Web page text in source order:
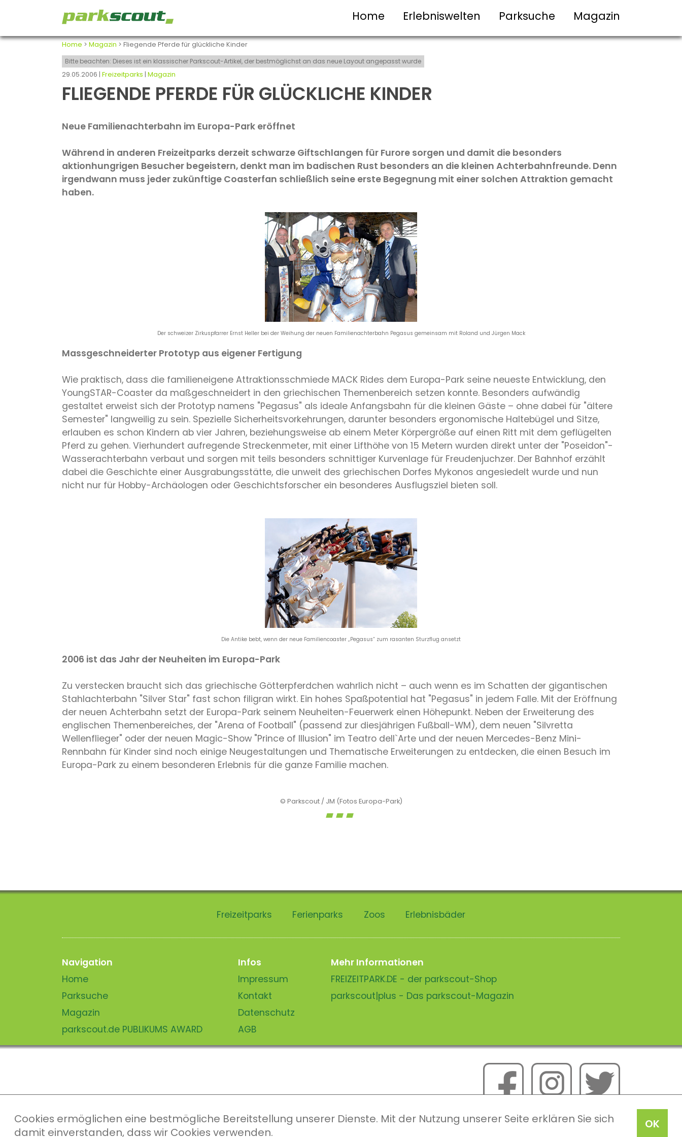
OK
Cookies ermöglichen eine bestmögliche Bereitstellung unserer Dienste. Mit der Nutzung unserer Seite erklären Sie sich
damit einverstanden, dass wir Cookies verwenden.
Home Erlebniswelten Parksuche Magazin
Home > Magazin > Fliegende Pferde für glückliche Kinder
Bitte beachten: Dieses ist ein klassischer Parkscout-Artikel, der bestmöglichst an das neue Layout angepasst wurde
29.05.2006 | Freizeitparks Magazin
FLIEGENDE PFERDE FÜR GLÜCKLICHE KINDER
Neue Familienachterbahn im Europa-Park eröffnet
Während in anderen Freizeitparks derzeit schwarze Giftschlangen für Furore sorgen und damit die besonders
aktionhungrigen Besucher begeistern, denkt man im badischen Rust besonders an die kleinen Achterbahnfreunde. Denn
irgendwann muss jeder zukünftige Coasterfan schließlich seine erste Begegnung mit einer solchen Attraktion gemacht
haben.
Der schweizer Zirkuspfarrer Ernst Heller bei der Weihung der neuen Familienachterbahn Pegasus gemeinsam mit Roland und Jürgen Mack
Massgeschneiderter Prototyp aus eigener Fertigung
Wie praktisch, dass die familieneigene Attraktionsschmiede MACK Rides dem Europa-Park seine neueste Entwicklung, den
YoungSTAR-Coaster da maßgeschneidert in den griechischen Themenbereich setzen konnte. Besonders aufwändig
gestaltet erweist sich der Prototyp namens "Pegasus" als ideale Anfangsbahn für die kleinen Gäste – ohne dabei für "ältere
Semester" langweilig zu sein. Spezielle Sicherheitsvorkehrungen, darunter besonders ergonomische Haltebügel und Sitze,
erlauben es schon Kindern ab vier Jahren, beziehungsweise ab einem Meter Körpergröße auf einen Ritt mit dem geflügelten
Pferd zu gehen. Vierhundert aufregende Streckenmeter, mit einer Lifthöhe von 15 Metern wurden direkt unter der "Poseidon"-
Wasserachterbahn verbaut und sorgen mit teils besonders schnittiger Kurvenlage für Freudenjuchzer. Der Bahnhof erzählt
dabei die Geschichte einer Ausgrabungsstätte, die unweit des griechischen Dorfes Mykonos angesiedelt wurde und nun
nicht nur für Hobby-Archäologen oder Geschichtsforscher ein besonderes Ausflugsziel bieten soll.
Die Antike bebt, wenn der neue Familiencoaster „Pegasus“ zum rasanten Sturzflug ansetzt
2006 ist das Jahr der Neuheiten im Europa-Park
Zu verstecken braucht sich das griechische Götterpferdchen wahrlich nicht – auch wenn es im Schatten der gigantischen
Stahlachterbahn "Silver Star" fast schon filigran wirkt. Ein hohes Spaßpotential hat "Pegasus" in jedem Falle. Mit der Eröffnung
der neuen Achterbahn setzt der Europa-Park seinem Neuheiten-Feuerwerk einen Höhepunkt. Neben der Erweiterung des
englischen Themenbereiches, der "Arena of Football" (passend zur diesjährigen Fußball-WM), dem neuen "Silvretta
Wellenflieger" oder der neuen Magic-Show "Prince of Illusion" im Teatro dell`Arte und der neuen Mercedes-Benz Mini-
Rennbahn für Kinder sind noch einige Neugestaltungen und Thematische Erweiterungen zu entdecken, die einen Besuch im
Europa-Park zu einem besonderen Erlebnis für die ganze Familie machen.
© Parkscout / JM (Fotos Europa-Park)
Freizeitparks Ferienparks Zoos Erlebnisbäder
Navigation
Home
Parksuche
Magazin
parkscout.de PUBLIKUMS AWARD
Infos
Impressum
Kontakt
Datenschutz
AGB
Mehr Informationen
FREIZEITPARK.DE - der parkscout-Shop
parkscout|plus - Das parkscout-Magazin